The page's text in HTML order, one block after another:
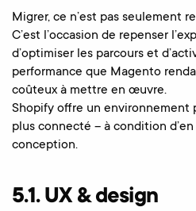
Migrer, ce n’est pas seulement
C’est l’occasion de repenser
d’optimiser les parcours et
performance que Magento
coûteux à mettre en œuvre.
Shopify offre un environnement
plus connecté – à condition
conception.
5.1. UX & design